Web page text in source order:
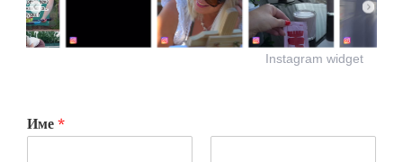
Instagram widget
Име *